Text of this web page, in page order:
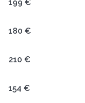
199 €
180 €
210 €
154 €